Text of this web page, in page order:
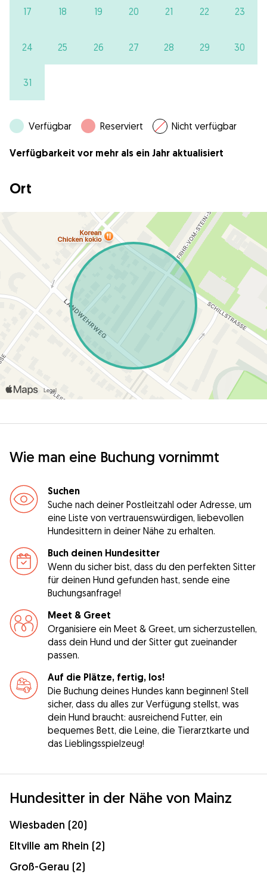
17 18 19 20 21 22 23
24 25 26 27 28 29 30
31
Verfügbar Reserviert Nicht verfügbar
Verfügbarkeit vor mehr als ein Jahr aktualisiert
Ort
Wie man eine Buchung vornimmt
Suchen
Suche nach deiner Postleitzahl oder Adresse, um
eine Liste von vertrauenswürdigen, liebevollen
Hundesittern in deiner Nähe zu erhalten.
Buch deinen Hundesitter
Wenn du sicher bist, dass du den perfekten Sitter
für deinen Hund gefunden hast, sende eine
Buchungsanfrage!
Meet & Greet
Organisiere ein Meet & Greet, um sicherzustellen,
dass dein Hund und der Sitter gut zueinander
passen.
Auf die Plätze, fertig, los!
Die Buchung deines Hundes kann beginnen! Stell
sicher, dass du alles zur Verfügung stellst, was
dein Hund braucht: ausreichend Futter, ein
bequemes Bett, die Leine, die Tierarztkarte und
das Lieblingsspielzeug!
Hundesitter in der Nähe von Mainz
Wiesbaden (20)
Eltville am Rhein (2)
Groß-Gerau (2)